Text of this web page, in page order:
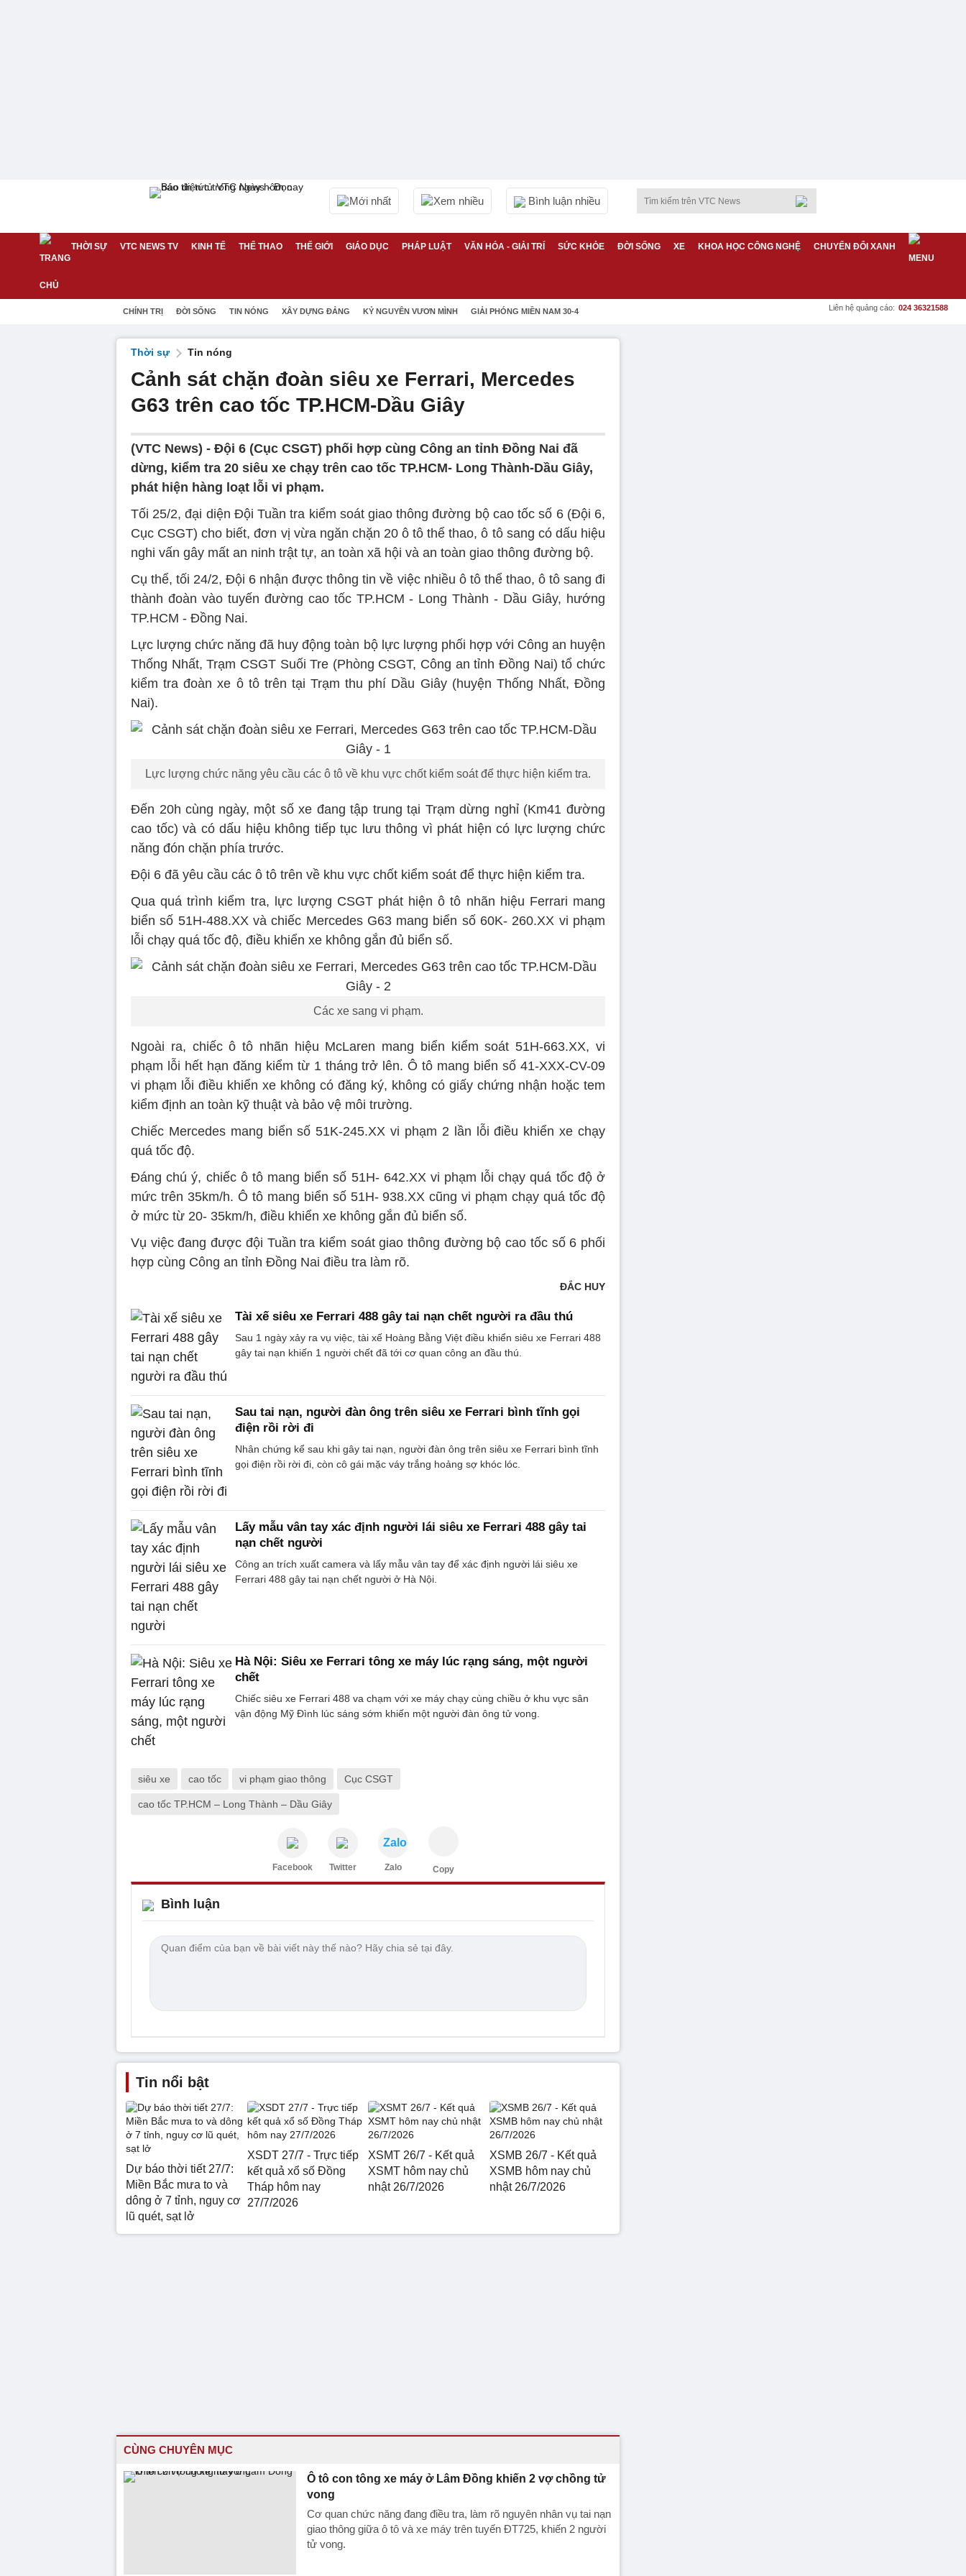
Mới nhất Xem nhiều Bình luận nhiều
THỜI SỰ VTC NEWS TV KINH TẾ THỂ THAO THẾ GIỚI GIÁO DỤC PHÁP LUẬT VĂN HÓA - GIẢI TRÍ SỨC KHỎE ĐỜI SỐNG XE KHOA HỌC CÔNG NGHỆ CHUYỂN ĐỔI XANH
CHÍNH TRỊ ĐỜI SỐNG TIN NÓNG XÂY DỰNG ĐẢNG KỶ NGUYÊN VƯƠN MÌNH GIẢI PHÓNG MIỀN NAM 30-4 Liên hệ quảng cáo: 024 36321588
Thời sự Tin nóng
Cảnh sát chặn đoàn siêu xe Ferrari, Mercedes
G63 trên cao tốc TP.HCM-Dầu Giây
(VTC News) - Đội 6 (Cục CSGT) phối hợp cùng Công an tỉnh Đồng Nai đã
dừng, kiểm tra 20 siêu xe chạy trên cao tốc TP.HCM- Long Thành-Dầu Giây,
phát hiện hàng loạt lỗi vi phạm.
Tối 25/2, đại diện Đội Tuần tra kiểm soát giao thông đường bộ cao tốc số 6 (Đội 6,
Cục CSGT) cho biết, đơn vị vừa ngăn chặn 20 ô tô thể thao, ô tô sang có dấu hiệu
nghi vấn gây mất an ninh trật tự, an toàn xã hội và an toàn giao thông đường bộ.
Cụ thể, tối 24/2, Đội 6 nhận được thông tin về việc nhiều ô tô thể thao, ô tô sang đi
thành đoàn vào tuyến đường cao tốc TP.HCM - Long Thành - Dầu Giây, hướng
TP.HCM - Đồng Nai.
Lực lượng chức năng đã huy động toàn bộ lực lượng phối hợp với Công an huyện
Thống Nhất, Trạm CSGT Suối Tre (Phòng CSGT, Công an tỉnh Đồng Nai) tổ chức
kiểm tra đoàn xe ô tô trên tại Trạm thu phí Dầu Giây (huyện Thống Nhất, Đồng
Nai).
Lực lượng chức năng yêu cầu các ô tô về khu vực chốt kiểm soát để thực hiện kiểm tra.
Đến 20h cùng ngày, một số xe đang tập trung tại Trạm dừng nghỉ (Km41 đường
cao tốc) và có dấu hiệu không tiếp tục lưu thông vì phát hiện có lực lượng chức
năng đón chặn phía trước.
Đội 6 đã yêu cầu các ô tô trên về khu vực chốt kiểm soát để thực hiện kiểm tra.
Qua quá trình kiểm tra, lực lượng CSGT phát hiện ô tô nhãn hiệu Ferrari mang
biển số 51H-488.XX và chiếc Mercedes G63 mang biển số 60K- 260.XX vi phạm
lỗi chạy quá tốc độ, điều khiển xe không gắn đủ biển số.
Các xe sang vi phạm.
Ngoài ra, chiếc ô tô nhãn hiệu McLaren mang biển kiểm soát 51H-663.XX, vi
phạm lỗi hết hạn đăng kiểm từ 1 tháng trở lên. Ô tô mang biển số 41-XXX-CV-09
vi phạm lỗi điều khiển xe không có đăng ký, không có giấy chứng nhận hoặc tem
kiểm định an toàn kỹ thuật và bảo vệ môi trường.
Chiếc Mercedes mang biển số 51K-245.XX vi phạm 2 lần lỗi điều khiển xe chạy
quá tốc độ.
Đáng chú ý, chiếc ô tô mang biển số 51H- 642.XX vi phạm lỗi chạy quá tốc độ ở
mức trên 35km/h. Ô tô mang biển số 51H- 938.XX cũng vi phạm chạy quá tốc độ
ở mức từ 20- 35km/h, điều khiển xe không gắn đủ biển số.
Vụ việc đang được đội Tuần tra kiểm soát giao thông đường bộ cao tốc số 6 phối
hợp cùng Công an tỉnh Đồng Nai điều tra làm rõ.
ĐẮC HUY
Tài xế siêu xe Ferrari 488 gây tai nạn chết người ra đầu thú
Sau 1 ngày xảy ra vụ việc, tài xế Hoàng Bằng Việt điều khiển siêu xe Ferrari 488
gây tai nạn khiến 1 người chết đã tới cơ quan công an đầu thú.
Sau tai nạn, người đàn ông trên siêu xe Ferrari bình tĩnh gọi
điện rồi rời đi
Nhân chứng kể sau khi gây tai nạn, người đàn ông trên siêu xe Ferrari bình tĩnh
gọi điện rồi rời đi, còn cô gái mặc váy trắng hoảng sợ khóc lóc.
Lấy mẫu vân tay xác định người lái siêu xe Ferrari 488 gây tai
nạn chết người
Công an trích xuất camera và lấy mẫu vân tay để xác định người lái siêu xe
Ferrari 488 gây tai nạn chết người ở Hà Nội.
Hà Nội: Siêu xe Ferrari tông xe máy lúc rạng sáng, một người
chết
Chiếc siêu xe Ferrari 488 va chạm với xe máy chạy cùng chiều ở khu vực sân
vận động Mỹ Đình lúc sáng sớm khiến một người đàn ông tử vong.
siêu xe cao tốc vi phạm giao thông Cục CSGT
cao tốc TP.HCM – Long Thành – Dầu Giây
Facebook Twitter
Zalo
Zalo Copy
Bình luận
Tin nổi bật
Dự báo thời tiết 27/7:
Miền Bắc mưa to và
dông ở 7 tỉnh, nguy cơ
lũ quét, sạt lở
XSDT 27/7 - Trực tiếp
kết quả xổ số Đồng
Tháp hôm nay
27/7/2026
XSMT 26/7 - Kết quả
XSMT hôm nay chủ
nhật 26/7/2026
XSMB 26/7 - Kết quả
XSMB hôm nay chủ
nhật 26/7/2026
CÙNG CHUYÊN MỤC
Ô tô con tông xe máy ở Lâm Đồng khiến 2 vợ chồng tử
vong
Cơ quan chức năng đang điều tra, làm rõ nguyên nhân vụ tai nạn
giao thông giữa ô tô và xe máy trên tuyến ĐT725, khiến 2 người
tử vong.